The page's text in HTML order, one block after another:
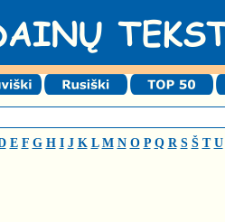
E F G H I J K L M N O P Q R S Š T U